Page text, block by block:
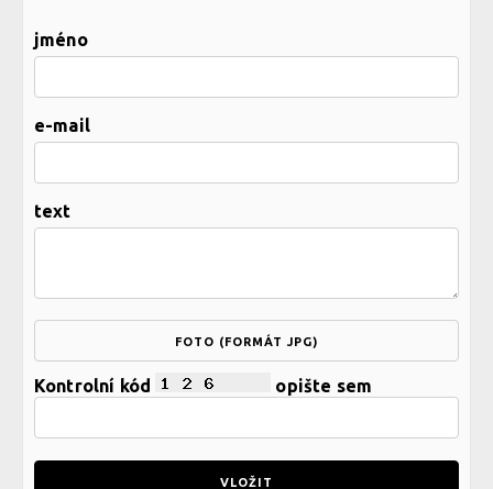
jméno
e-mail
text
FOTO (FORMÁT JPG)
Kontrolní kód opište sem